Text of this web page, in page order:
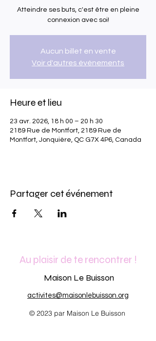
Atteindre ses buts, c'est être en pleine
connexion avec soi!
Aucun billet en vente
Voir d'autres événements
Heure et lieu
23 avr. 2026, 18 h 00 – 20 h 30
2189 Rue de Montfort, 2189 Rue de
Montfort, Jonquière, QC G7X 4P6, Canada
Partager cet événement
Au plaisir de te rencontrer !
Maison Le Buisson
activites@maisonlebuisson.org
© 2023 par Maison Le Buisson